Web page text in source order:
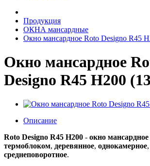
Продукция
ОКНА мансардные
Окно мансардное Roto Designo R45
Окно мансардное
Designo R45 H200
Описание
Roto Designo R45 H200 - окно
термоблоком, деревянное, однокамерное,
среднеповоротное.